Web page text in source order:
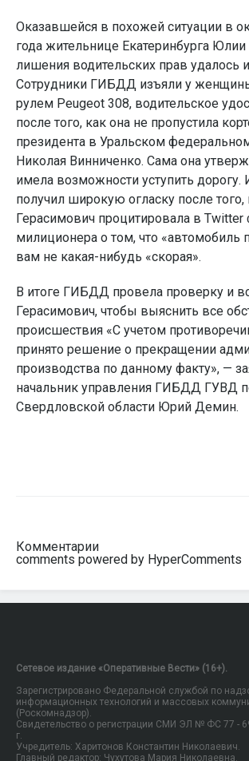
Оказавшейся в похожей ситуации в
года жительнице Екатеринбурга
лишения водительских прав удалось
Сотрудники ГИБДД изъяли у
рулем Peugeot 308, водительское
после того, как она не пропустила
президента в Уральском
Николая Винниченко. Сама она
имела возможности уступить дорогу.
получил широкую огласку после того,
Герасимович процитировала в Twitter
милиционера о том, что «автомобиль
вам не какая-нибудь «скорая».
В итоге ГИБДД провела проверку и
Герасимович, чтобы выяснить все
происшествия «С учетом
принято решение о прекращении
производства по данному факту», —
начальник управления ГИБДД ГУВД
Свердловской области Юрий Демин.
Комментарии
comments powered by HyperComments
Сетевое издание «Оперативные Вести» (16+).
Зарегистрировано Федеральной службой по
информационных технологий и массовых
(Роскомнадзор).
Свидетельство о регистрации СМИ ЭЛ № ФС 77 -
г.
Учредитель: Харитонов Константин Николаевич.
Главный редактор: Чухутова Мария Николаевна.